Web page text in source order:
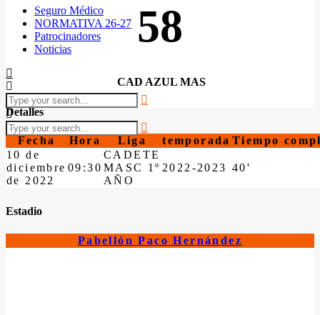
Seguro Médico
NORMATIVA 26-27
Patrocinadores
Noticias
58
CAD AZUL MAS
Detalles
Fecha Hora Liga temporada Tiempo
10 de
diciembre
de 2022
09:30
CADETE
MASC 1º
AÑO
2022-2023 40'
Estadio
Pabellón Paco Hernández